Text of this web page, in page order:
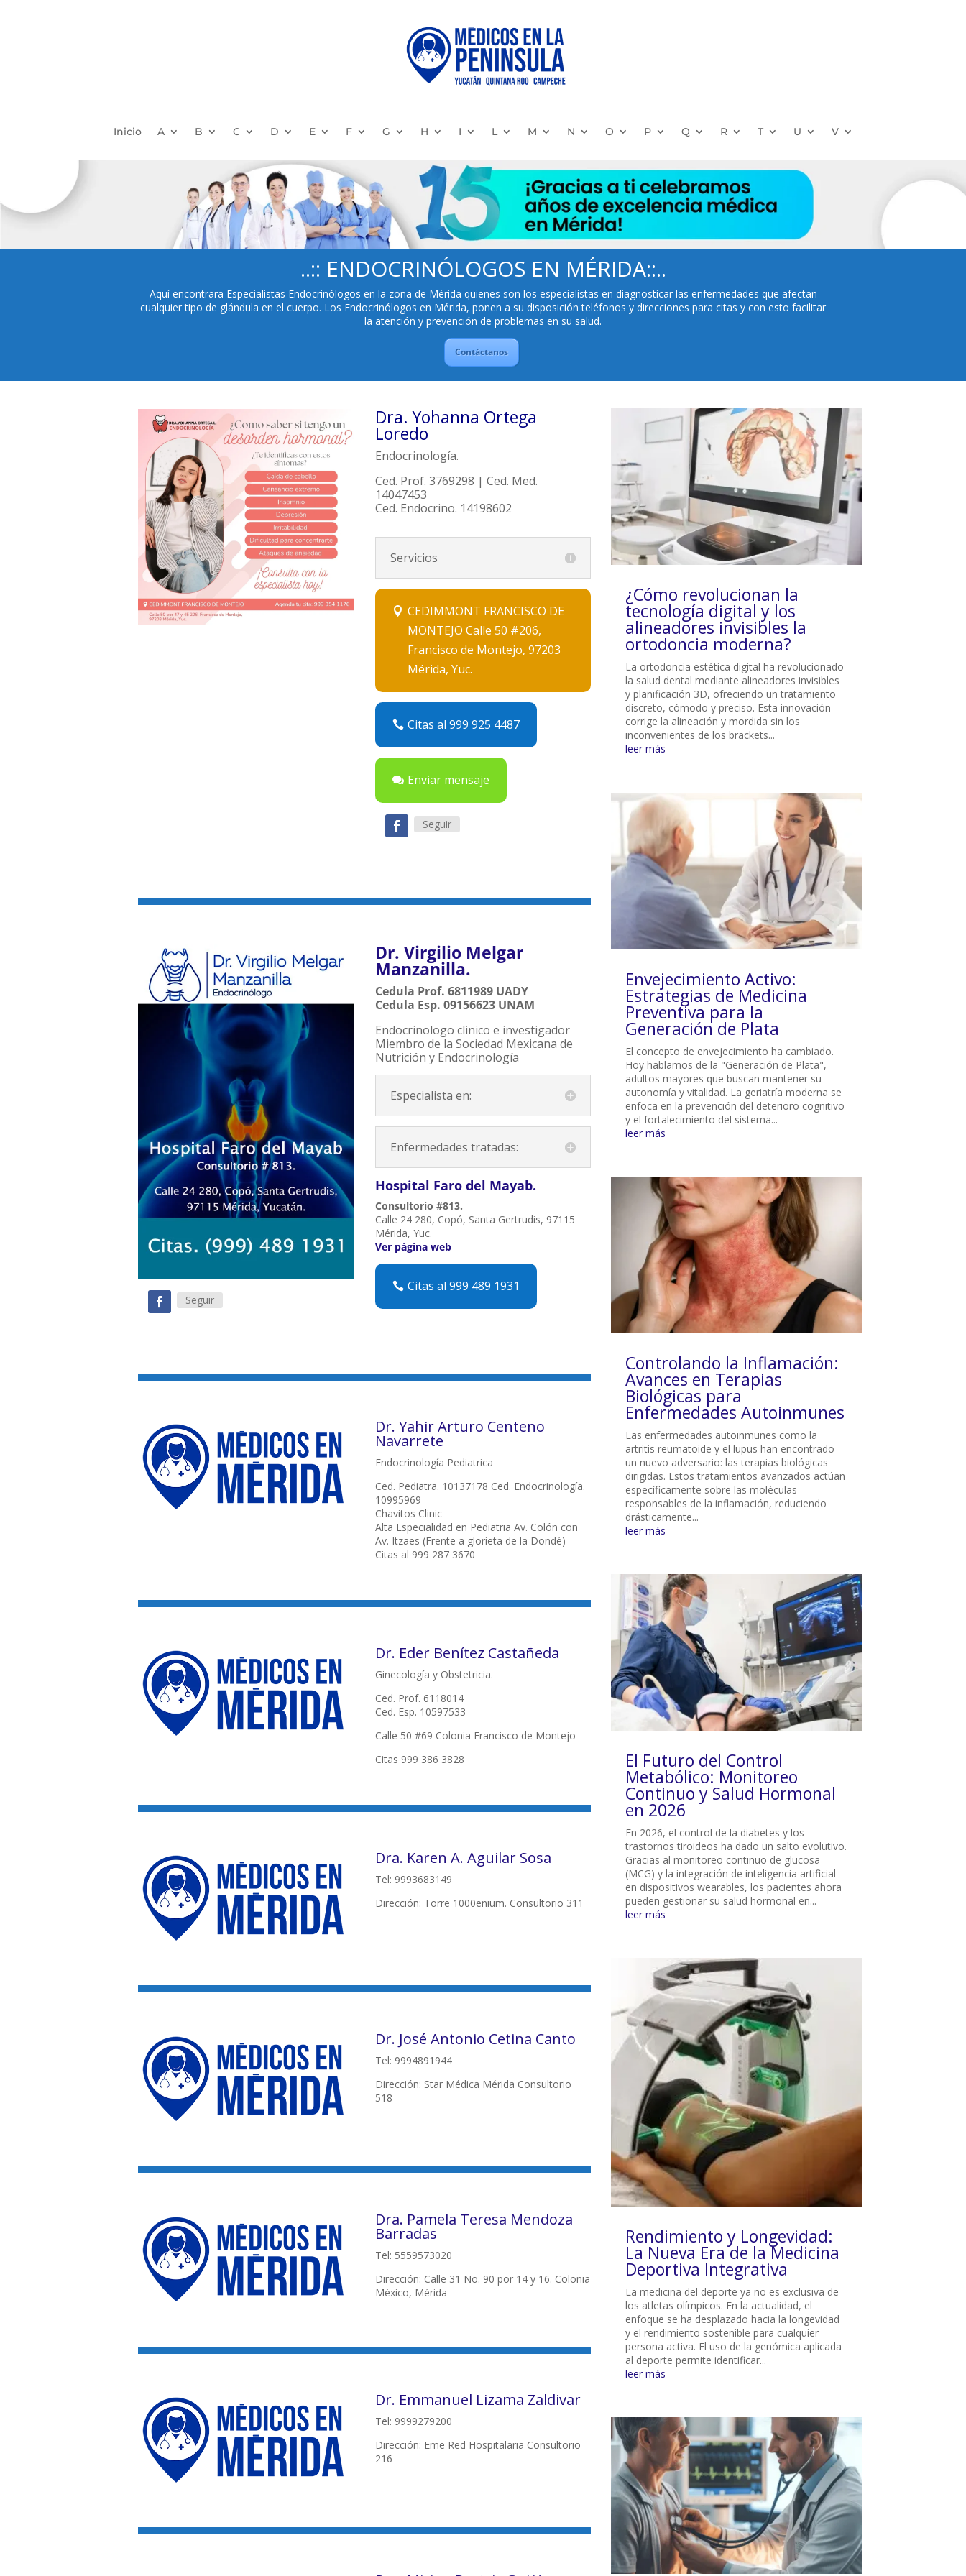
Inicio A B C D E F G H I L M N O P Q R T U V
..:: ENDOCRINÓLOGOS EN MÉRIDA::..
Aquí encontrara Especialistas Endocrinólogos en la zona de Mérida quienes son los especialistas en diagnosticar las enfermedades que afectan
cualquier tipo de glándula en el cuerpo. Los Endocrinólogos en Mérida, ponen a su disposición teléfonos y direcciones para citas y con esto facilitar
la atención y prevención de problemas en su salud.
Contáctanos
Dra. Yohanna Ortega
Loredo
Endocrinología.
Ced. Prof. 3769298 | Ced. Med.
14047453
Ced. Endocrino. 14198602
Servicios
CEDIMMONT FRANCISCO DE
MONTEJO Calle 50 #206,
Francisco de Montejo, 97203
Mérida, Yuc.
Citas al 999 925 4487
Enviar mensaje
Seguir
Seguir
Dr. Virgilio Melgar
Manzanilla.
Cedula Prof. 6811989 UADY
Cedula Esp. 09156623 UNAM
Endocrinologo clinico e investigador
Miembro de la Sociedad Mexicana de
Nutrición y Endocrinología
Especialista en:
Enfermedades tratadas:
Hospital Faro del Mayab.
Consultorio #813.
Calle 24 280, Copó, Santa Gertrudis, 97115
Mérida, Yuc.
Ver página web
Citas al 999 489 1931
Dr. Yahir Arturo Centeno
Navarrete
Endocrinología Pediatrica
Ced. Pediatra. 10137178 Ced. Endocrinología.
10995969
Chavitos Clinic
Alta Especialidad en Pediatria Av. Colón con
Av. Itzaes (Frente a glorieta de la Dondé)
Citas al 999 287 3670
Dr. Eder Benítez Castañeda
Ginecología y Obstetricia.
Ced. Prof. 6118014
Ced. Esp. 10597533
Calle 50 #69 Colonia Francisco de Montejo
Citas 999 386 3828
Dra. Karen A. Aguilar Sosa
Tel: 9993683149
Dirección: Torre 1000enium. Consultorio 311
Dr. José Antonio Cetina Canto
Tel: 9994891944
Dirección: Star Médica Mérida Consultorio
518
Dra. Pamela Teresa Mendoza
Barradas
Tel: 5559573020
Dirección: Calle 31 No. 90 por 14 y 16. Colonia
México, Mérida
Dr. Emmanuel Lizama Zaldivar
Tel: 9999279200
Dirección: Eme Red Hospitalaria Consultorio
216
¿Cómo revolucionan la
tecnología digital y los
alineadores invisibles la
ortodoncia moderna?
La ortodoncia estética digital ha revolucionado
la salud dental mediante alineadores invisibles
y planificación 3D, ofreciendo un tratamiento
discreto, cómodo y preciso. Esta innovación
corrige la alineación y mordida sin los
inconvenientes de los brackets...
leer más
Envejecimiento Activo:
Estrategias de Medicina
Preventiva para la
Generación de Plata
El concepto de envejecimiento ha cambiado.
Hoy hablamos de la "Generación de Plata",
adultos mayores que buscan mantener su
autonomía y vitalidad. La geriatría moderna se
enfoca en la prevención del deterioro cognitivo
y el fortalecimiento del sistema...
leer más
Controlando la Inflamación:
Avances en Terapias
Biológicas para
Enfermedades Autoinmunes
Las enfermedades autoinmunes como la
artritis reumatoide y el lupus han encontrado
un nuevo adversario: las terapias biológicas
dirigidas. Estos tratamientos avanzados actúan
específicamente sobre las moléculas
responsables de la inflamación, reduciendo
drásticamente...
leer más
El Futuro del Control
Metabólico: Monitoreo
Continuo y Salud Hormonal
en 2026
En 2026, el control de la diabetes y los
trastornos tiroideos ha dado un salto evolutivo.
Gracias al monitoreo continuo de glucosa
(MCG) y la integración de inteligencia artificial
en dispositivos wearables, los pacientes ahora
pueden gestionar su salud hormonal en...
leer más
Rendimiento y Longevidad:
La Nueva Era de la Medicina
Deportiva Integrativa
La medicina del deporte ya no es exclusiva de
los atletas olímpicos. En la actualidad, el
enfoque se ha desplazado hacia la longevidad
y el rendimiento sostenible para cualquier
persona activa. El uso de la genómica aplicada
al deporte permite identificar...
leer más